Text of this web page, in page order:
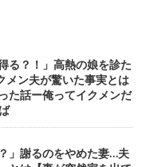
る？！」高熱の娘を診た
メン夫が驚いた事実とは
た話ー俺ってイクメンだ
」謝るのをやめた妻…夫